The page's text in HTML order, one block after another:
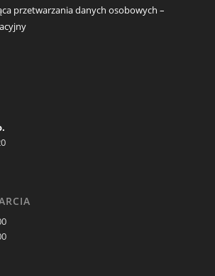
przetwarzania danych osobowych –